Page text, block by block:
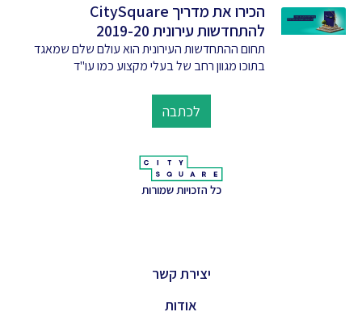
הכירו את מדריך CitySquare
להתחדשות עירונית 2019-20
תחום ההתחדשות העירונית הוא עולם שלם שמאגד
בתוכו מגוון רחב של בעלי מקצוע כמו עו"ד
לכתבה
כל הזכויות שמורות
יצירת קשר
אודות